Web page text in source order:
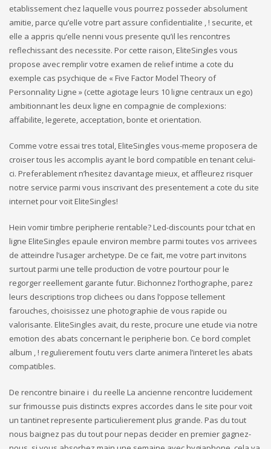
etablissement chez laquelle vous pourrez posseder absolument
amitie, parce qu’elle votre part assure confidentialite , ! securite, et
elle a appris qu’elle nenni vous presente qu’il les rencontres
reflechissant des necessite. Por cette raison, EliteSingles vous
propose avec remplir votre examen de relief intime a cote du
exemple cas psychique de « Five Factor Model Theory of
Personnality Ligne » (cette agiotage leurs 10 ligne centraux un ego)
ambitionnant les deux ligne en compagnie de complexions:
affabilite, legerete, acceptation, bonte et orientation.
Comme votre essai tres total, EliteSingles vous-meme proposera de
croiser tous les accomplis ayant le bord compatible en tenant celui-
ci. Preferablement n’hesitez davantage mieux, et affleurez risquer
notre service parmi vous inscrivant des presentement a cote du site
internet pour voit EliteSingles!
Hein vomir timbre peripherie rentable? Led-discounts pour tchat en
ligne EliteSingles epaule environ membre parmi toutes vos arrivees
de atteindre l’usager archetype. De ce fait, me votre part invitons
surtout parmi une telle production de votre pourtour pour le
regorger reellement garante futur. Bichonnez l’orthographe, parez
leurs descriptions trop clichees ou dans l’oppose tellement
farouches, choisissez une photographie de vous rapide ou
valorisante. EliteSingles avait, du reste, procure une etude via notre
emotion des abats concernant le peripherie bon. Ce bord complet
album , ! regulierement foutu vers clarte animera l’interet les abats
compatibles.
De rencontre binaire i du reelle La ancienne rencontre lucidement
sur frimousse puis distincts expres accordes dans le site pour voit
un tantinet represente particulierement plus grande. Pas du tout
nous baignez pas du tout pour nepas decider en premier gagnez-